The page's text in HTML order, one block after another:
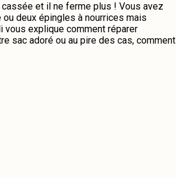
et il ne ferme plus ! Vous avez
deux épingles à nourrices mais
vous explique comment réparer
sac adoré ou au pire des cas, comment